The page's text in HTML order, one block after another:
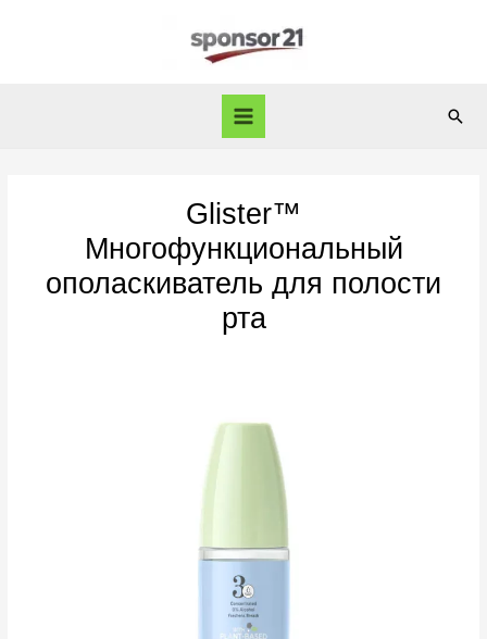
Main
Glister™
Многофункциональный
ополаскиватель для полости
рта